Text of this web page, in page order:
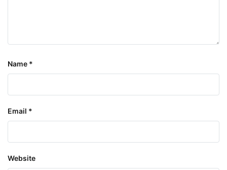
Name *
Email *
Website